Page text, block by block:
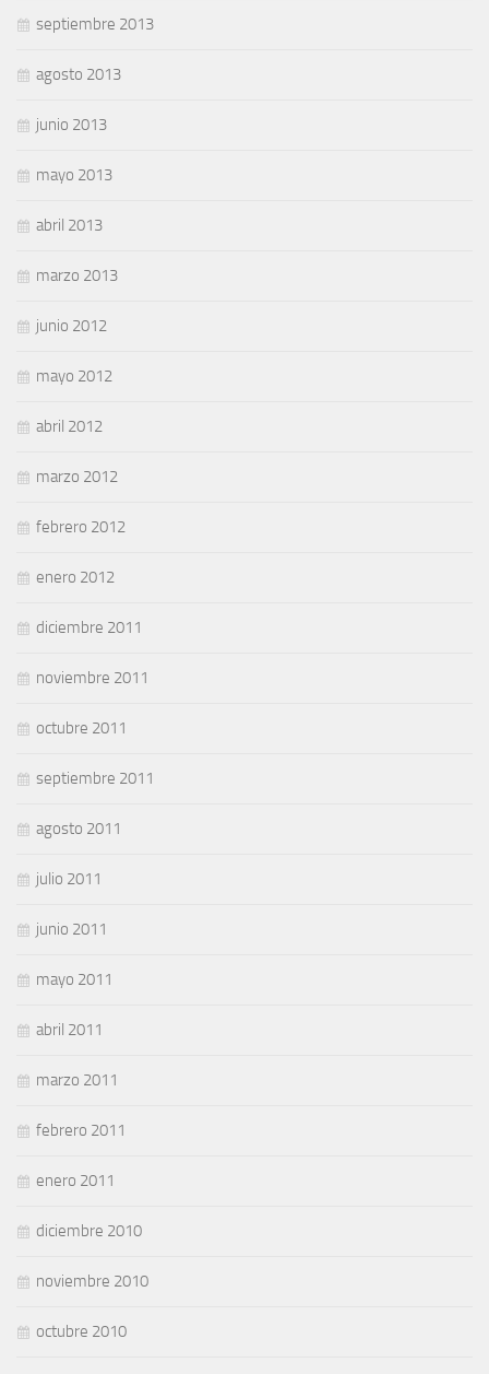
septiembre 2013
agosto 2013
junio 2013
mayo 2013
abril 2013
marzo 2013
junio 2012
mayo 2012
abril 2012
marzo 2012
febrero 2012
enero 2012
diciembre 2011
noviembre 2011
octubre 2011
septiembre 2011
agosto 2011
julio 2011
junio 2011
mayo 2011
abril 2011
marzo 2011
febrero 2011
enero 2011
diciembre 2010
noviembre 2010
octubre 2010